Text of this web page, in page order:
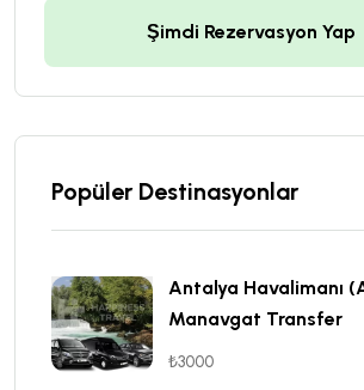
Şimdi Rezervasyon Yap
Popüler Destinasyonlar
Antalya Havalimanı
Manavgat Transfer
₺3000